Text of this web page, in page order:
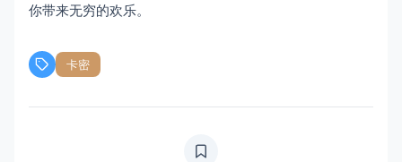
你带来无穷的欢乐。
卡密